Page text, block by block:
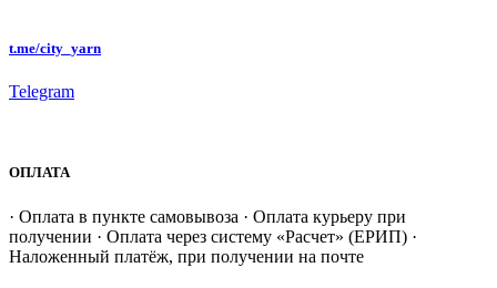
t.me/city_yarn
Telegram
ОПЛАТА
· Оплата в пункте самовывоза · Оплата курьеру при
получении · Оплата через систему «Расчет» (ЕРИП) ·
Наложенный платёж, при получении на почте